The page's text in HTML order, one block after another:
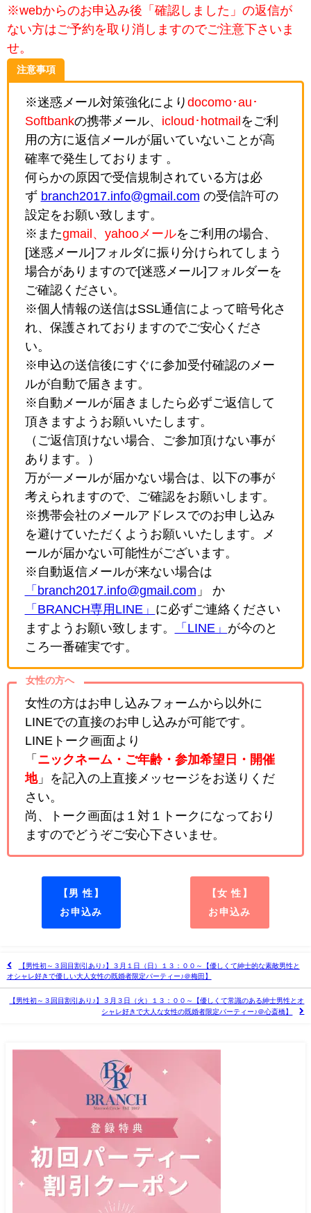
※webからのお申込み後「確認しました」の返信が
ない方はご予約を取り消しますのでご注意下さいま
せ。
注意事項
※迷惑メール対策強化により docomo･au･
Softbankの携帯メール、 icloud･hotmail をご利
用の方に返信メールが届いていないことが高
確率で発生しております 。
何らかの原因で受信規制されている方は必
ず branch2017.info@gmail.com の受信許可の
設定をお願い致します。
※またgmail、yahooメールをご利用の場合、
[迷惑メール]フォルダに振り分けられてしまう
場合がありますので[迷惑メール]フォルダーを
ご確認ください。
※個人情報の送信はSSL通信によって暗号化さ
れ、保護されておりますのでご安心くださ
い。
※申込の送信後にすぐに参加受付確認のメー
ルが自動で届きます。
※自動メールが届きましたら必ずご返信して
頂きますようお願いいたします。
（ご返信頂けない場合、ご参加頂けない事が
あります。）
万が一メールが届かない場合は、以下の事が
考えられますので、ご確認をお願いします。
※携帯会社のメールアドレスでのお申し込み
を避けていただくようお願いいたします。メ
ールが届かない可能性がございます。
※自動返信メールが来ない場合は
「branch2017.info@gmail.com 」 か
「BRANCH専用LINE」 に必ずご連絡ください
ますようお願い致します。
「LINE」 が今のと
ころ一番確実です。
女性の方へ
女性の方はお申し込みフォームから以外に
LINEでの直接のお申し込みが可能です。
LINEトーク画面より
「 ニックネーム・ご年齢・参加希望日・開催
地」を記入の上直接メッセージをお送りくだ
さい。
尚、トーク画面は１対１トークになっており
ますのでどうぞご安心下さいませ。
【男 性】
お申込み
【女 性】
お申込み
【男性初～３回目割引あり♪】３月１日（日）１３：００～【優しくて紳士的な素敵男性と
オシャレ好きで優しい大人女性の既婚者限定パーティー♪＠梅田】
【男性初～３回目割引あり♪】３月３日（火）１３：００～【優しくて常識のある紳士男性とオ
シャレ好きで大人な女性の既婚者限定パーティー♪＠心斎橋】